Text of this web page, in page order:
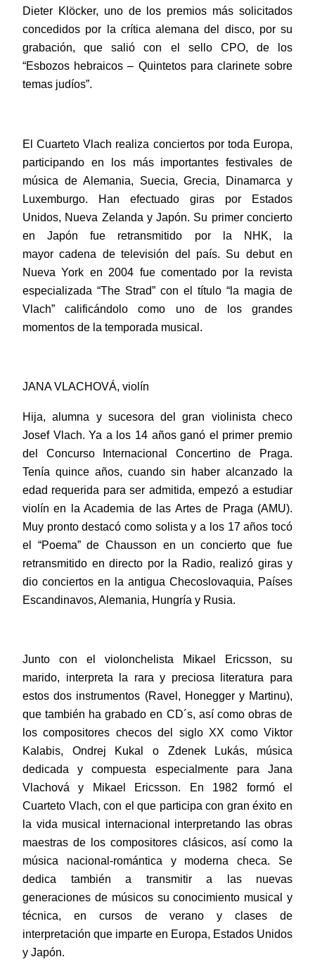
Dieter Klöcker, uno de los premios más solicitados
concedidos por la crítica alemana del disco, por su
grabación, que salió con el sello CPO, de los
“Esbozos hebraicos – Quintetos para clarinete sobre
temas judíos”.
El Cuarteto Vlach realiza conciertos por toda Europa,
participando en los más importantes festivales de
música de Alemania, Suecia, Grecia, Dinamarca y
Luxemburgo. Han efectuado giras por Estados
Unidos, Nueva Zelanda y Japón. Su primer concierto
en Japón fue retransmitido por la NHK, la
mayorcadena de televisión del país. Su debut en
Nueva York en 2004 fue comentado por la revista
especializada “The Strad” con el título “la magia de
Vlach” calificándolo como uno de los grandes
momentos de la temporada musical.
JANA VLACHOVÁ, violín
Hija, alumna y sucesora del gran violinista checo
Josef Vlach. Ya a los 14 años ganó el primer premio
del Concurso Internacional Concertino de Praga.
Tenía quince años, cuando sin haber alcanzado la
edad requerida para ser admitida, empezó a estudiar
violín en la Academia de las Artes de Praga (AMU).
Muy pronto destacó como solista y a los 17 años tocó
el “Poema” de Chausson en un concierto que fue
retransmitido en directo por la Radio, realizó giras y
dio conciertos en la antigua Checoslovaquia, Países
Escandinavos, Alemania, Hungría y Rusia.
Junto con el violonchelista Mikael Ericsson, su
marido, interpreta la rara y preciosa literatura para
estos dos instrumentos (Ravel, Honegger y Martinu),
que también ha grabado en CD´s, así como obras de
los compositores checos del siglo XX como Viktor
Kalabis, Ondrej Kukal o Zdenek Lukás, música
dedicada y compuesta especialmente para Jana
Vlachová y Mikael Ericsson. En 1982 formó el
Cuarteto Vlach, con el que participa con gran éxito en
la vida musical internacional interpretando las obras
maestras de los compositores clásicos, así como la
música nacional-romántica y moderna checa. Se
dedica también a transmitir a las nuevas
generaciones de músicos su conocimiento musical y
técnica, en cursos de verano y clases de
interpretación que imparte en Europa, Estados Unidos
y Japón.